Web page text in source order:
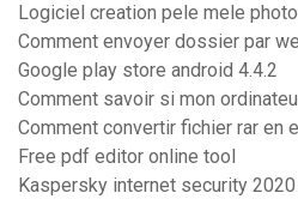
Logiciel creation pele mele
Comment envoyer dossier par
Google play store android 4.4.2
Comment savoir si mon
Comment convertir fichier rar en
Free pdf editor online tool
Kaspersky internet security